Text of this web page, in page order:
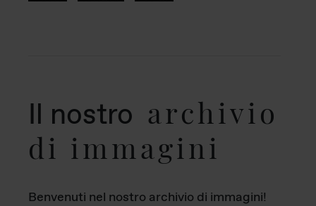
Il nostro archivio
di immagini
Benvenuti nel nostro archivio di immagini!